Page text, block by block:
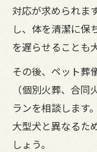
愛知県
い方法
納得でき
クポイ
ペット
最適なタイ
心ガイド
対応が求められま
し、体を清潔に保
を遅らせることも
その後、ペット葬
（個別火葬、合
ランを相談します
大型犬と異なるた
しょう。